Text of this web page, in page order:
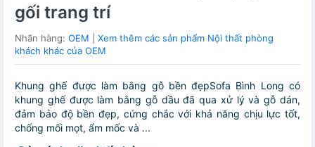
gối trang trí
Nhãn hàng: OEM
Xem thêm các sản phẩm Nội thất phòng
khách khác của OEM
Khung ghế được làm bằng gỗ bền đẹpSofa Bình Long có
khung ghế được làm bằng gỗ dầu đã qua xử lý và gỗ dán,
đảm bảo độ bền đẹp, cứng chắc với khả năng chịu lực tốt,
chống mối mọt, ẩm mốc và ...